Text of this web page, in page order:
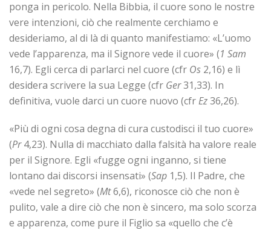
ponga in pericolo. Nella Bibbia, il cuore sono le nostre
vere intenzioni, ciò che realmente cerchiamo e
desideriamo, al di là di quanto manifestiamo: «L’uomo
vede l’apparenza, ma il Signore vede il cuore» (1 Sam
16,7). Egli cerca di parlarci nel cuore (cfr Os 2,16) e lì
desidera scrivere la sua Legge (cfr Ger31,33). In
definitiva, vuole darci un cuore nuovo (cfrEz36,26).
«Più di ogni cosa degna di cura custodisci il tuo cuore»
(Pr4,23). Nulla di macchiato dalla falsità ha valore reale
per il Signore. Egli «fugge ogni inganno, si tiene
lontano dai discorsi insensati» (Sap 1,5). Il Padre, che
«vede nel segreto» (Mt6,6), riconosce ciò che non è
pulito, vale a dire ciò che non è sincero, ma solo scorza
e apparenza, come pure il Figlio sa «quello che c’è